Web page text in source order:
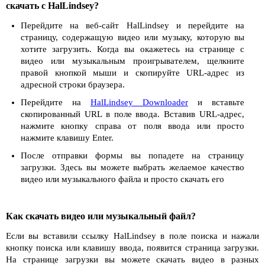
скачать с HalLindsey?
Перейдите на веб-сайт HalLindsey и перейдите на
страницу, содержащую видео или музыку, которую вы
хотите загрузить. Когда вы окажетесь на странице с
видео или музыкальным проигрывателем, щелкните
правой кнопкой мыши и скопируйте URL-адрес из
адресной строки браузера.
Перейдите на HalLindsey Downloader и вставьте
скопированный URL в поле ввода. Вставив URL-адрес,
нажмите кнопку справа от поля ввода или просто
нажмите клавишу Enter.
После отправки формы вы попадете на страницу
загрузки. Здесь вы можете выбрать желаемое качество
видео или музыкального файла и просто скачать его
Как скачать видео или музыкальный файл?
Если вы вставили ссылку HalLindsey в поле поиска и нажали
кнопку поиска или клавишу ввода, появится страница загрузки.
На странице загрузки вы можете скачать видео в разных